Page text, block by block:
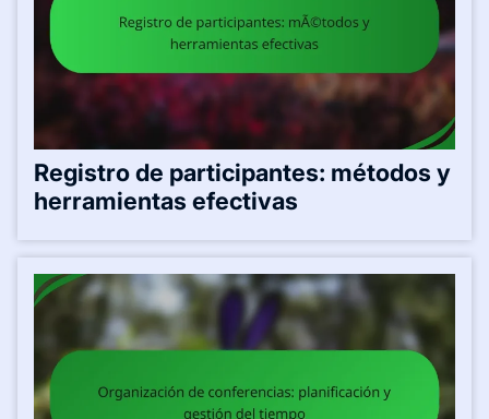
Registro de participantes: métodos y
herramientas efectivas